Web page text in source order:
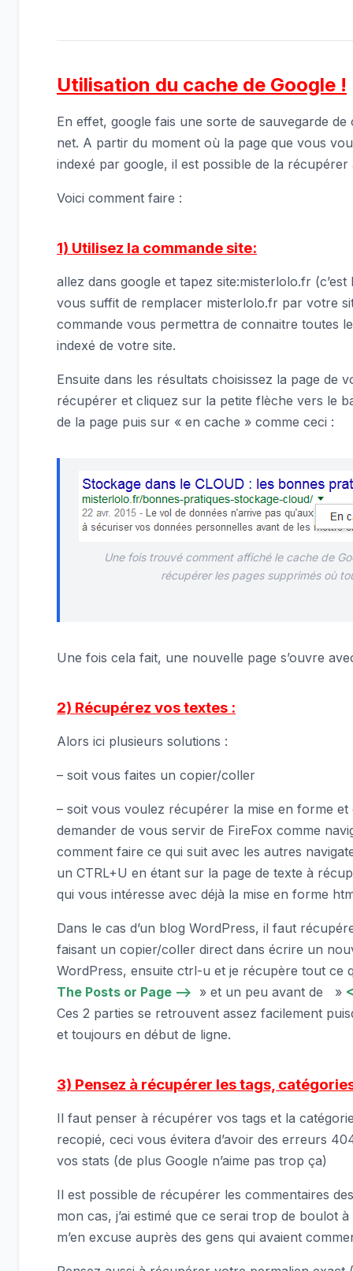
Utilisation du cache de Google !
En effet, google fais une sorte de sauvegarde de
net. A partir du moment où la page que vous
indexé par google, il est possible de la récupérer
Voici comment faire :
1) Utilisez la commande site:
allez dans google et tapez site:misterlolo.fr
vous suffit de remplacer misterlolo.fr par votre
commande vous permettra de connaitre toutes
indexé de votre site.
Ensuite dans les résultats choisissez la page de
récupérer et cliquez sur la petite flèche vers le
de la page puis sur « en cache » comme ceci :
Une fois trouvé comment affiché le cache de
récupérer les pages supprimés où
Une fois cela fait, une nouvelle page s’ouvre
2) Récupérez vos textes :
Alors ici plusieurs solutions :
– soit vous faites un copier/coller
– soit vous voulez récupérer la mise en forme et
demander de vous servir de FireFox comme
comment faire ce qui suit avec les autres
un CTRL+U en étant sur la page de texte à
qui vous intéresse avec déjà la mise en forme
Dans le cas d’un blog WordPress, il faut
faisant un copier/coller direct dans écrire un
WordPress, ensuite ctrl-u et je récupère tout ce
The Posts or Page –> » et un peu avant de »
Ces 2 parties se retrouvent assez facilement
et toujours en début de ligne.
3) Pensez à récupérer les tags,
Il faut penser à récupérer vos tags et la
recopié, ceci vous évitera d’avoir des erreurs
vos stats (de plus Google n’aime pas trop ça)
Il est possible de récupérer les commentaires
mon cas, j’ai estimé que ce serai trop de boulot
m’en excuse auprès des gens qui avaient